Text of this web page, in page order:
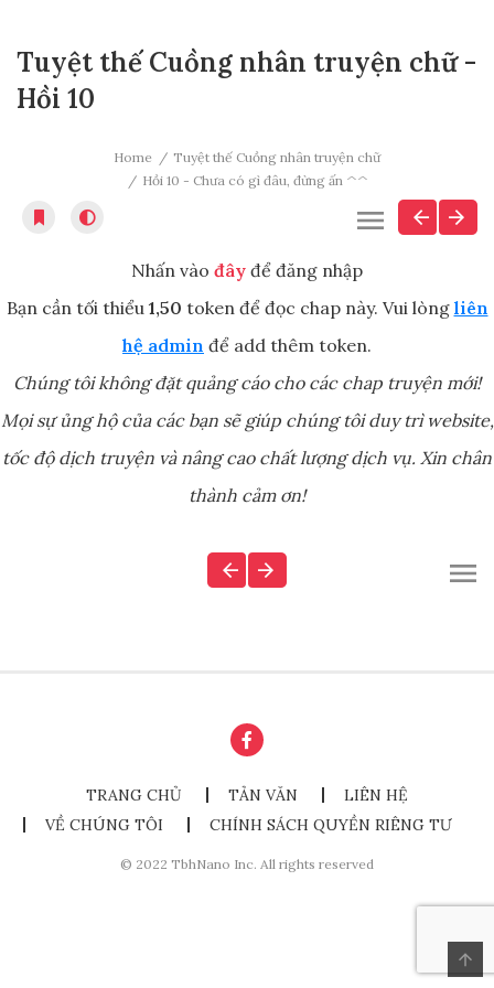
Tuyệt thế Cuồng nhân truyện chữ -
Hồi 10
Home
Tuyệt thế Cuồng nhân truyện chữ
Hồi 10 - Chưa có gì đâu, đừng ấn ^^
Nhấn vào đây để đăng nhập
Bạn cần tối thiểu 1,50 token để đọc chap này. Vui lòng liên
hệ admin để add thêm token.
Chúng tôi không đặt quảng cáo cho các chap truyện mới!
Mọi sự ủng hộ của các bạn sẽ giúp chúng tôi duy trì website,
tốc độ dịch truyện và nâng cao chất lượng dịch vụ. Xin chân
thành cảm ơn!
TRANG CHỦ TẢN VĂN
LIÊN HỆ
VỀ CHÚNG TÔI
CHÍNH SÁCH QUYỀN RIÊNG TƯ
© 2022 TbhNano Inc. All rights reserved